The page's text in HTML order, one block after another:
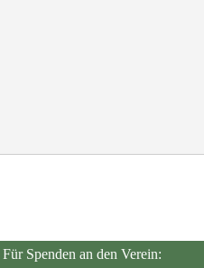
Für Spenden an den Verein: